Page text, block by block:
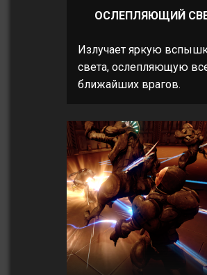
ОСЛЕПЛЯЮЩИЙ
Излучает яркую
света, ослепляющую
ближайших врагов.